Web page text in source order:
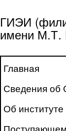
ГИЭИ
имени М.Т.
Главная
Сведения об
Об институте